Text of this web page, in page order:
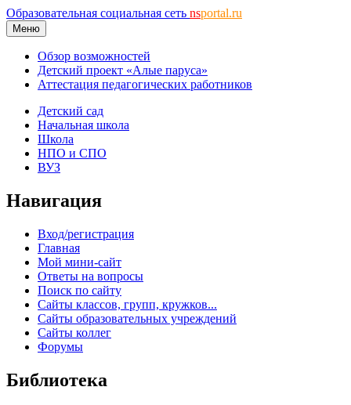
Образовательная социальная сеть nsportal.ru
Меню
Обзор возможностей
Детский проект «Алые паруса»
Аттестация педагогических работников
Детский сад
Начальная школа
Школа
НПО и СПО
ВУЗ
Навигация
Вход/регистрация
Главная
Мой мини-сайт
Ответы на вопросы
Поиск по сайту
Сайты классов, групп, кружков...
Сайты образовательных учреждений
Сайты коллег
Форумы
Библиотека